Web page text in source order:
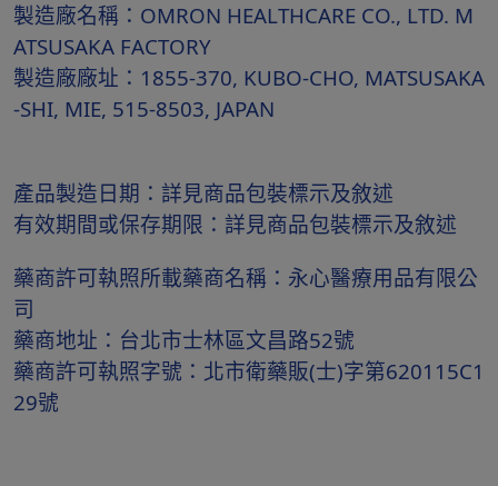
製造廠名稱：OMRON HEALTHCARE CO., LTD. M
ATSUSAKA FACTORY
製造廠廠址：1855-370, KUBO-CHO, MATSUSAKA
-SHI, MIE, 515-8503, JAPAN
產品製造日期：詳見商品包裝標示及敘述
有效期間或保存期限：詳見商品包裝標示及敘述
藥商許可執照所載藥商名稱：永心醫療用品有限公
司
藥商地址：台北市士林區文昌路52號
藥商許可執照字號：北市衛藥販(士)字第620115C1
29號